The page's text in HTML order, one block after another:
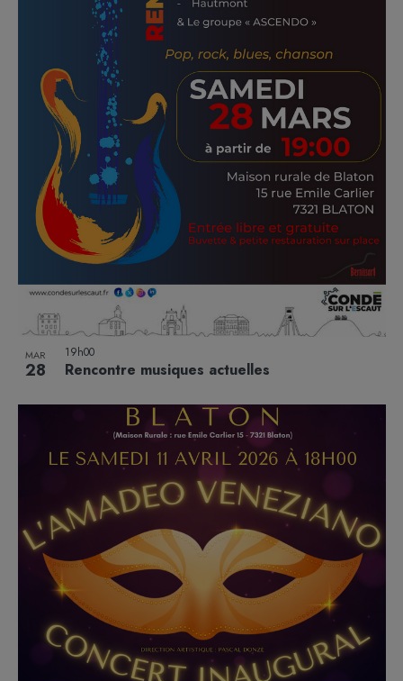
MAR
28 Rencontre musiques actuelles
19h00